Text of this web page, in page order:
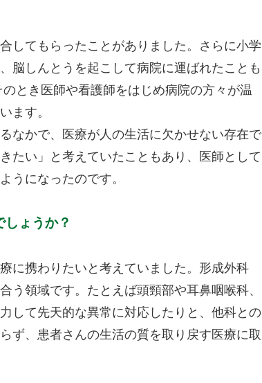
してもらったことがありました。さらに小学
脳しんとうを起こして病院に運ばれたことも
とき医師や看護師をはじめ病院の方々が温
ます。
なかで、医療が人の生活に欠かせない存在で
たい」と考えていたこともあり、医師として
うになったのです。
ょうか？
に携わりたいと考えていました。形成外科
う領域です。たとえば頭頸部や耳鼻咽喉科、
して先天的な異常に対応したりと、他科との
ず、患者さんの生活の質を取り戻す医療に取